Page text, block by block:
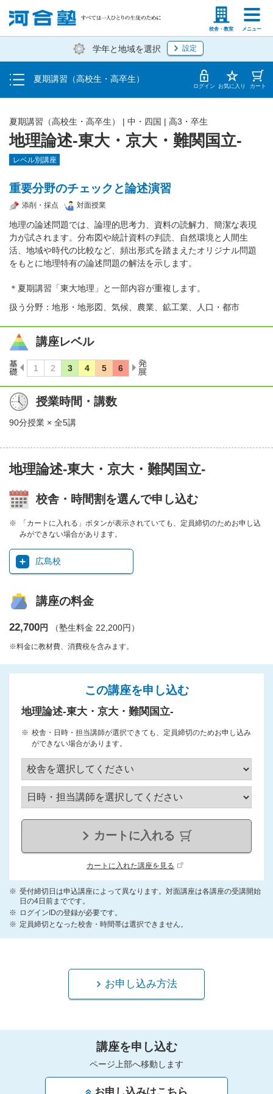
校舎・教室 メニュー
塾生の方 高等学校の先生
学年と地域を選択 設定
夏期講習（高校生・高卒生）
受講料・お申し込み方法
受講開始までの流れ
校舎・教室一覧 ログイン お気に入り カート
地理論述-東大・京大・難関国立-
夏期講習（高校生・高卒生） | 中・四国 | 高3・卒生
レベル別講座
重要分野のチェックと論述演習
添削・採点 対面授業
地理の論述問題では、論理的思考力、資料の読解力、簡潔な表現
力が試されます。分布図や統計資料の判読、自然環境と人間生
活、地域や時代の比較など、頻出形式を踏まえたオリジナル問題
をもとに地理特有の論述問題の解法を示します。
＊夏期講習「東大地理」と一部内容が重複します。
扱う分野：地形・地形図、気候、農業、鉱工業、人口・都市
講座レベル
授業時間・講数
90分授業 × 全5講
地理論述-東大・京大・難関国立-
校舎・時間割を選んで申し込む
「カートに入れる」ボタンが表示されていても、定員締切のためお申し込
みができない場合があります。
広島校
講座の料金
22,700円 （塾生料金 22,200円）
※料金に教材費、消費税を含みます。
この講座を申し込む
地理論述-東大・京大・難関国立-
校舎・日時・担当講師が選択できても、定員締切のためお申し込み
ができない場合があります。
カートに入れる
カートに入れた講座を見る
受付締切日は申込講座によって異なります。対面講座は各講座の受講開始
日の4日前までです。
ログインIDの登録が必要です。
定員締切となった校舎・時間帯は選択できません。
お申し込み方法
講座を申し込む
ページ上部へ移動します